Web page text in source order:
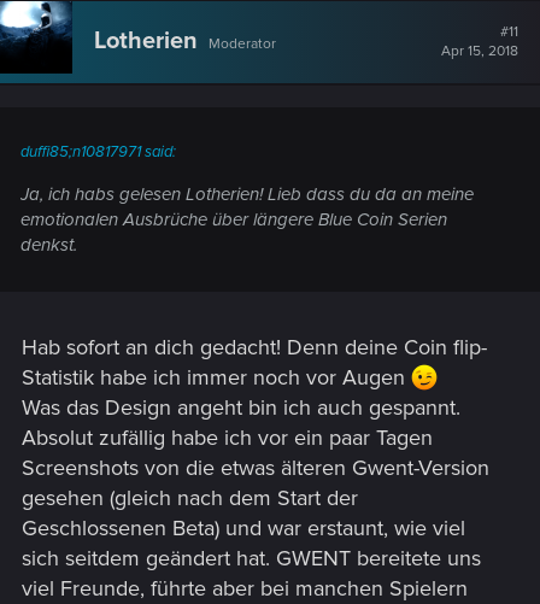
Lotherien Moderator
#11
Apr 15, 2018
duffi85;n10817971 said:
Ja, ich habs gelesen Lotherien! Lieb dass du da an meine
emotionalen Ausbrüche über längere Blue Coin Serien
denkst.
Hab sofort an dich gedacht! Denn deine Coin flip-
Statistik habe ich immer noch vor Augen
Was das Design angeht bin ich auch gespannt.
Absolut zufällig habe ich vor ein paar Tagen
Screenshots von die etwas älteren Gwent-Version
gesehen (gleich nach dem Start der
Geschlossenen Beta) und war erstaunt, wie viel
sich seitdem geändert hat. GWENT bereitete uns
viel Freunde, führte aber bei manchen Spielern